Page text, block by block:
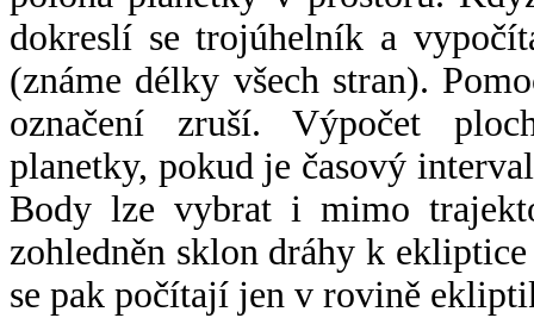
dokreslí se trojúhelník a
(známe délky všech stran).
označení zruší. Výpočet
planetky, pokud je časový
Body lze vybrat i mimo
zohledněn sklon dráhy k
se pak počítají jen v rovině